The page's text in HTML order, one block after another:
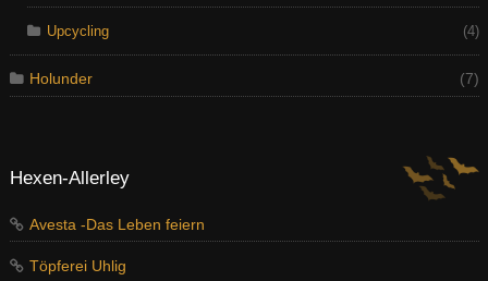
Upcycling (4)
Holunder (7)
Hexen-Allerley
Avesta -Das Leben feiern
Töpferei Uhlig